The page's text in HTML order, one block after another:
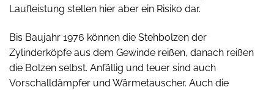
Laufleistung stellen hier aber ein Risiko dar.
Bis Baujahr 1976 können die Stehbolzen der
Zylinderköpfe aus dem Gewinde reißen, danach reißen
die Bolzen selbst. Anfällig und teuer sind auch
Vorschalldämpfer und Wärmetauscher. Auch die